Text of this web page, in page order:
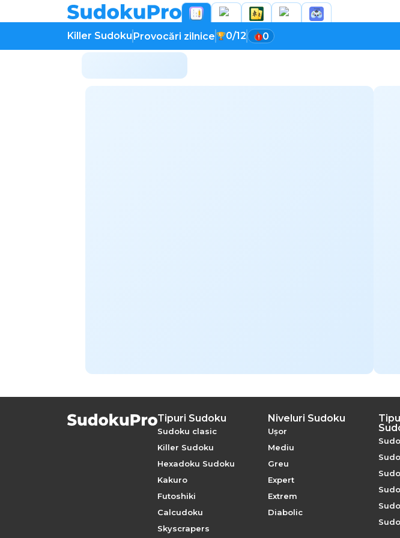
Killer Sudoku Provocări zilnice 0/12 0
Tipuri Sudoku
Sudoku clasic
Killer Sudoku
Hexadoku Sudoku
Kakuro
Futoshiki
Calcudoku
Skyscrapers
Niveluri Sudoku
Ușor
Mediu
Greu
Expert
Extrem
Diabolic